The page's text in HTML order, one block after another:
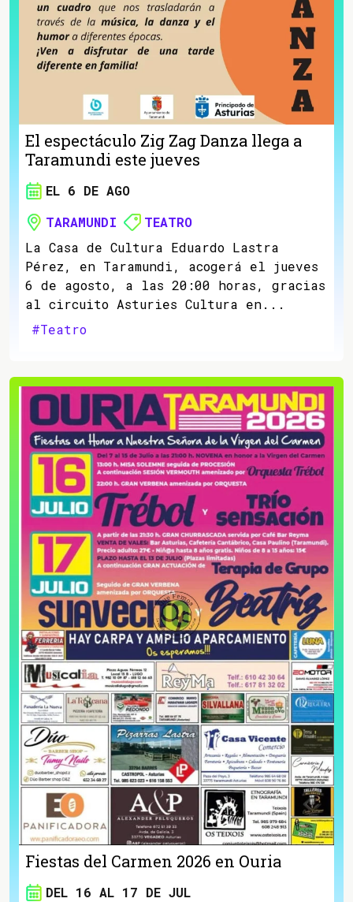
El espectáculo Zig Zag Danza llega a
Taramundi este jueves
EL 6 DE AGO
TARAMUNDI
TEATRO
La Casa de Cultura Eduardo Lastra
Pérez, en Taramundi, acogerá el jueves
6 de agosto, a las 20:00 horas, gracias
al circuito Asturies Cultura en...
#Teatro
Fiestas del Carmen 2026 en Ouria
DEL 16 AL 17 DE JUL